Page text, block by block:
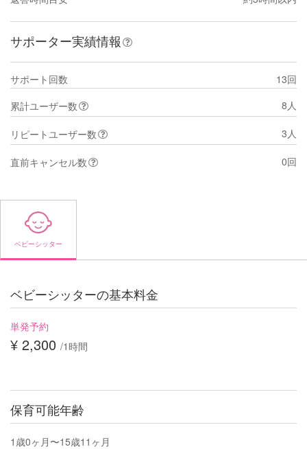
サポーター実績情報
サポート回数
13回
累計ユーザー数
8人
リピートユーザー数 3人
直前キャンセル数 0回
ベビーシッター
ベビーシッターの基本料金
単発予約
¥ 2,300 /1時間
保育可能年齢
1歳0ヶ月〜15歳11ヶ月